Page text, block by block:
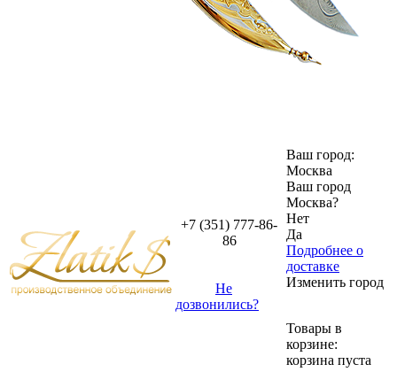
+7 (351) 777-86-
86
Не
дозвонились?
Ваш город:
Москва
Ваш город
Москва?
Нет
Да
Подробнее о
доставке
Изменить город
Товары в
корзине:
корзина пуста